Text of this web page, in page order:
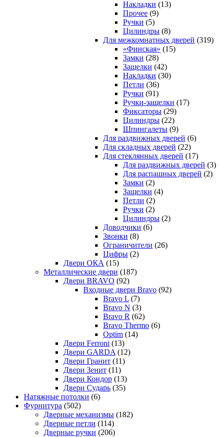
Накладки (13)
Прочее (9)
Ручки (5)
Цилиндры (8)
Для межкомнатных дверей (319)
«Финская» (15)
Замки (28)
Защелки (42)
Накладки (30)
Петли (36)
Ручки (91)
Ручки-защелки (17)
Фиксаторы (29)
Цилиндры (22)
Шпингалеты (9)
Для раздвижных дверей (6)
Для складных дверей (22)
Для стеклянных дверей (17)
Для раздвижных дверей (3)
Для распашных дверей (2)
Замки (2)
Защелки (4)
Петли (2)
Ручки (2)
Цилиндры (2)
Доводчики (6)
Звонки (8)
Ограничители (26)
Цифры (2)
Двери ОКА (15)
Металлические двери (187)
Двери BRAVO (92)
Входные двери Bravo (92)
Bravo L (7)
Bravo N (3)
Bravo R (62)
Bravo Thermo (6)
Optim (14)
Двери Ferroni (13)
Двери GARDA (12)
Двери Гранит (11)
Двери Зенит (11)
Двери Кондор (13)
Двери Сударь (35)
Натяжные потолки (6)
Фурнитура (502)
Дверные механизмы (182)
Дверные петли (114)
Дверные ручки (206)